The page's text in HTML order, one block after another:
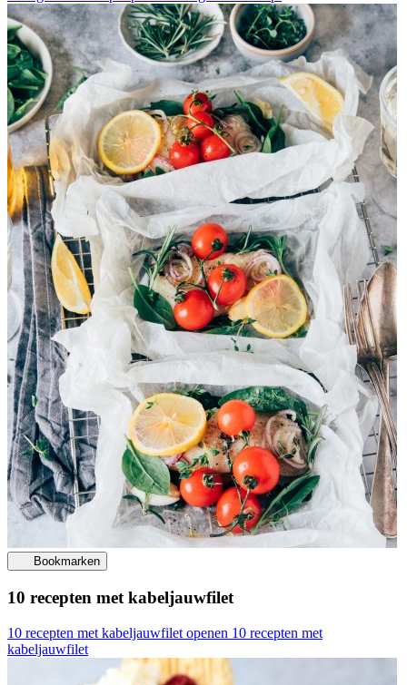
Bookmarken
10 recepten met kabeljauwfilet
10 recepten met kabeljauwfilet openen 10 recepten met
kabeljauwfilet